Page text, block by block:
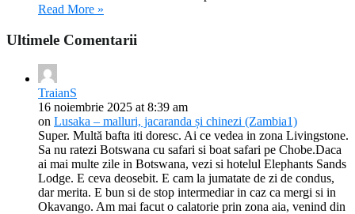
Read More »
Ultimele Comentarii
TraianS
16 noiembrie 2025 at 8:39 am
on Lusaka – malluri, jacaranda și chinezi (Zambia1)
Super. Multă bafta iti doresc. Ai ce vedea in zona Livingstone.
Sa nu ratezi Botswana cu safari si boat safari pe Chobe.Daca
ai mai multe zile in Botswana, vezi si hotelul Elephants Sands
Lodge. E ceva deosebit. E cam la jumatate de zi de condus,
dar merita. E bun si de stop intermediar in caz ca mergi si in
Okavango. Am mai facut o calatorie prin zona aia, venind din